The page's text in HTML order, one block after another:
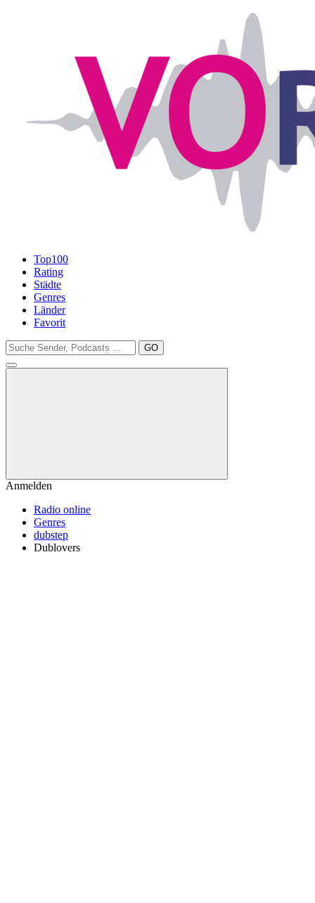
Top100
Rating
Städte
Genres
Länder
Favorit
GO
Anmelden
Radio online
Genres
dubstep
Dublovers